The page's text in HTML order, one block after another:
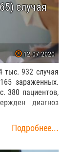
случая
12.07.2020
тыс. 932 случая
зараженных.
380 пациентов,
диагноз
Подробнее...